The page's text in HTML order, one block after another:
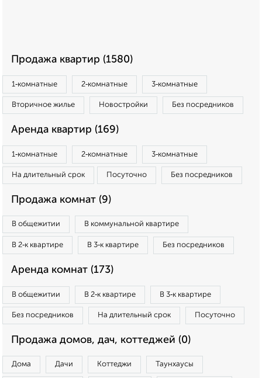
Продажа квартир (1580)
1‑комнатные 2‑комнатные 3‑комнатные
Вторичное жилье Новостройки Без посредников
Аренда квартир (169)
1‑комнатные 2‑комнатные 3‑комнатные
На длительный срок Посуточно Без посредников
Продажа комнат (9)
В общежитии В коммунальной квартире
В 2‑к квартире В 3‑к квартире Без посредников
Аренда комнат (173)
В общежитии В 2‑к квартире В 3‑к квартире
Без посредников На длительный срок Посуточно
Продажа домов, дач, коттеджей (0)
Дома Дачи Коттеджи Таунхаусы